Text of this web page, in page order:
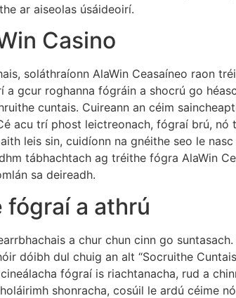
ar aiseolas úsáideoirí.
Casino
soláthraíonn AlaWin Ceasaíneo raon
gcur roghanna fógráin a shocrú go
cuntais. Cuireann an céim
acu trí phost leictreonach, fógraí brú, nó
leis sin, cuidíonn na gnéithe seo le
tábhachtach ag tréithe fógra AlaWin
sa deireadh.
fógraí a athrú
a chur chun cinn go
dóibh dul chuig an alt “Socruithe
fógraí is riachtanacha, rud a
shonracha, cosúil le ardú céime